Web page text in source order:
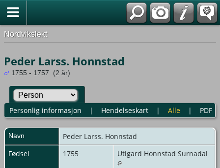
Nordvikslekt
Peder Larss. Honnstad
1755 - 1757 (2 år)
Personlig informasjon | Hendelseskart| Alle| PDF
Navn Peder Larss. Honnstad
Fødsel
1755 Utigard Honnstad Surnadal